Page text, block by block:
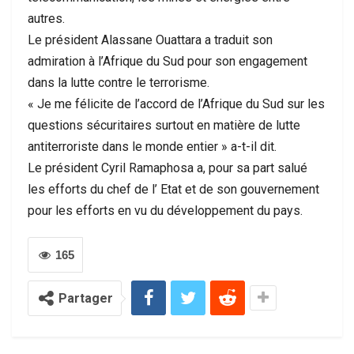
autres.
Le président Alassane Ouattara a traduit son
admiration à l’Afrique du Sud pour son engagement
dans la lutte contre le terrorisme.
« Je me félicite de l’accord de l’Afrique du Sud sur les
questions sécuritaires surtout en matière de lutte
antiterroriste dans le monde entier » a-t-il dit.
Le président Cyril Ramaphosa a, pour sa part salué
les efforts du chef de l’ Etat et de son gouvernement
pour les efforts en vu du développement du pays.
165
Partager